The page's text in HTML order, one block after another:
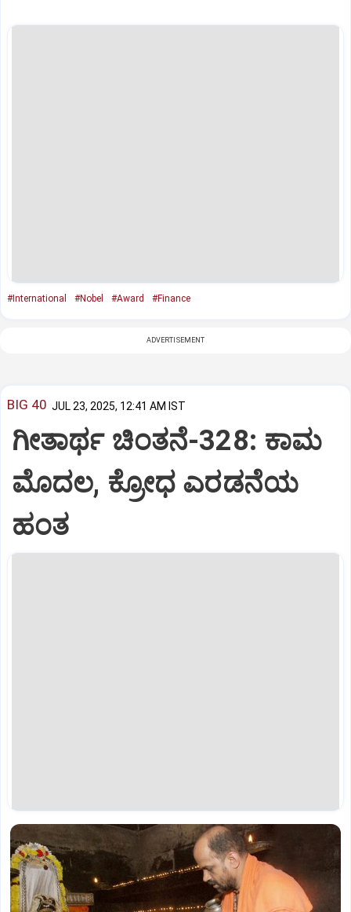
#International #Nobel #Award #Finance
ADVERTISEMENT
BIG 40 JUL 23, 2025, 12:41 AM IST
ಗೀತಾರ್ಥ ಚಿಂತನೆ-328: ಕಾಮ
ಮೊದಲ, ಕ್ರೋಧ ಎರಡನೆಯ
ಹಂತ